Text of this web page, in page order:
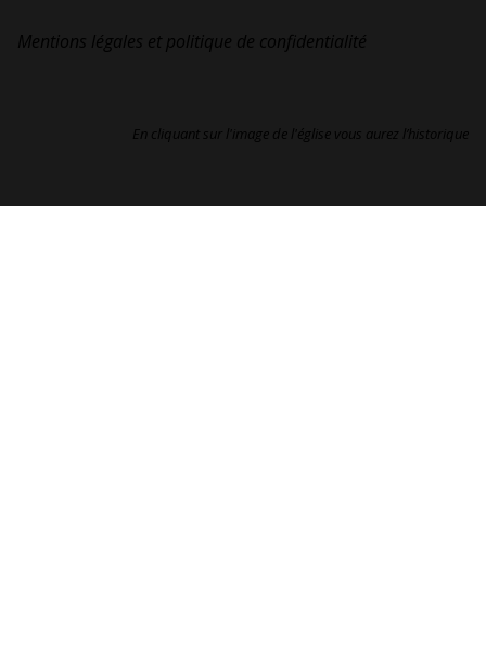
Mentions légales et politique de confidentialité
En cliquant sur l'image de l'église vous aurez l’historique